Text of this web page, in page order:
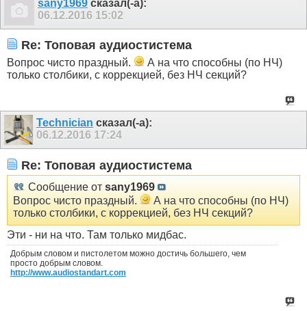
sany1969 сказал(-а):
06.12.2016 15:02
Re: Топовая аудиостистема
Вопрос чисто праздный.
А на что способны (по НЧ)
только столбики, с коррекцией, без НЧ секций?
Technician сказал(-а):
06.12.2016 17:24
Re: Топовая аудиостистема
Сообщение от sany1969
Вопрос чисто праздный.
А на что способны (по НЧ)
только столбики, с коррекцией, без НЧ секций?
Эти - ни на что. Там только мидбас.
Добрым словом и пистолетом можно достичь большего, чем
просто добрым словом.
http://www.audiostandart.com